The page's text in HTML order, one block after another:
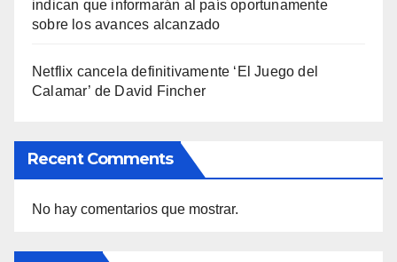
indican que informarán al país oportunamente
sobre los avances alcanzado
Netflix cancela definitivamente ‘El Juego del
Calamar’ de David Fincher
Recent Comments
No hay comentarios que mostrar.